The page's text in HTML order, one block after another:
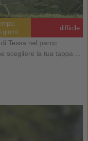
giorni
difficile
Tessa nel parco
scegliere la tua tappa ...